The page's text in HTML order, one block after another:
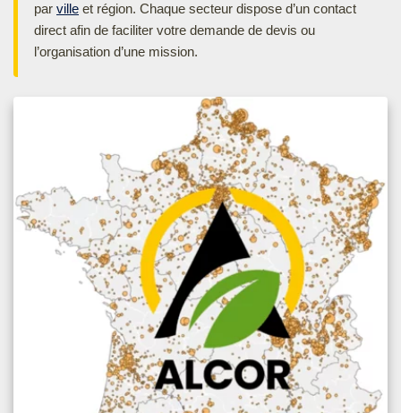
par ville et région. Chaque secteur dispose d’un contact
direct afin de faciliter votre demande de devis ou
l’organisation d’une mission.